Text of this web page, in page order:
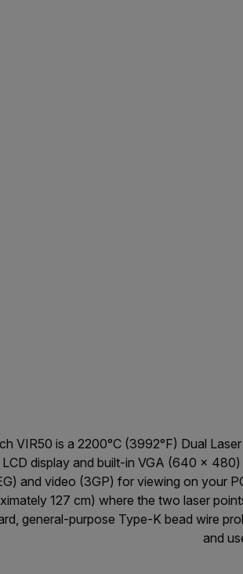
VIR50 is a 2200°C (3992°F) Dual
display and built-in VGA (640 x
and video (3GP) for viewing on your
127 cm) where the two laser
general-purpose Type-K bead wire
and